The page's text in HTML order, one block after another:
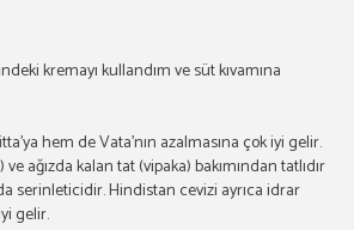
kremayı kullandım ve süt kıvamına
hem de Vata’nın azalmasına çok iyi gelir.
ağızda kalan tat (vipaka) bakımından tatlıdır
serinleticidir. Hindistan cevizi ayrıca idrar
gelir.